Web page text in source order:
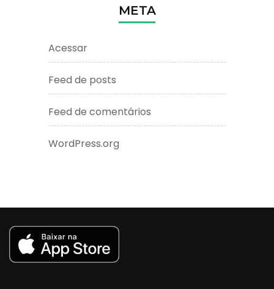
META
Acessar
Feed de posts
Feed de comentários
WordPress.org